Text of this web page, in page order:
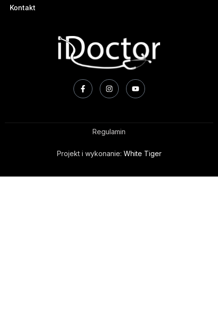
Kontakt
Regulamin
Projekt i wykonanie: White Tiger